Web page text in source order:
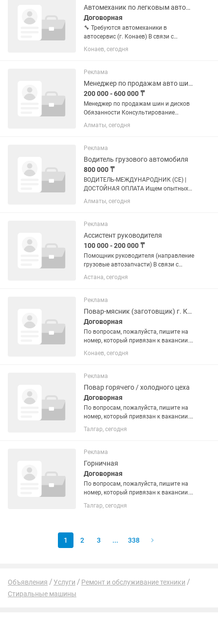
Автомеханик по легковым автомобилям
Договорная
🔧 Требуются автомеханики в
автосервис (г. Конаев) В связи с
расширением автосервиса
приглашаем в нашу команду
двигателей; • ремонт ходовой части; •
техническое...
Конаев, сегодня
Реклама
Менеджер по продажам авто шин и авто дисков
200 000 - 600 000 ₸
Менеджер по продажам шин и дисков
Обязанности Консультирование
клиентов по ассортименту шин и
Алматы, сегодня
Реклама
Водитель грузового автомобиля
800 000 ₸
ВОДИТЕЛЬ-МЕЖДУНАРОДНИК (CE) |
ДОСТОЙНАЯ ОПЛАТА Ищем опытных
водителей в команду Premium Logistic.
Мы предлагаем: • Оклад — 100 000 тг •
суточные • Премии за...
Алматы, сегодня
Реклама
Ассистент руководителя
100 000 - 200 000 ₸
Помощник руководителя (направление
грузовые автозапчасти) В связи с
развитием компании приглашаем в
команду помощника руководителя по
грузовой техники (в первую...
Астана, сегодня
Реклама
Повар-мясник (заготовщик) г. Конаев
Договорная
По вопросам, пожалуйста, пишите на
номер, который привязан к вакансии.
👉 О месте работы ASTORIA (Астория)
— это лицензированное казино,
туристической зоне игорных...
Конаев, сегодня
Реклама
Повар горячего / холодного цеха
Договорная
По вопросам, пожалуйста, пишите на
номер, который привязан к вакансии.
👉 О месте работы ASTORIA (Астория)
— это лицензированное казино,
туристической зоне игорных...
Талгар, сегодня
Реклама
Горничная
Договорная
По вопросам, пожалуйста, пишите на
номер, который привязан к вакансии.
— это лицензированное казино,
Талгар, сегодня
1 2 3 ... 338
Объявления Услуги
Ремонт и обслуживание техники
Стиральные машины